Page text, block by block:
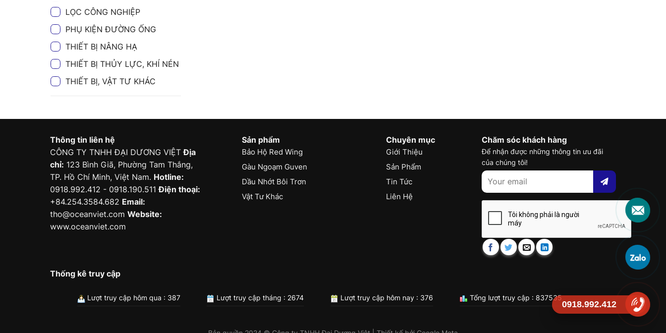
LỌC CÔNG NGHIỆP
PHỤ KIỆN ĐƯỜNG ỐNG
THIẾT BỊ NÂNG HẠ
THIẾT BỊ THỦY LỰC, KHÍ NÉN
THIẾT BỊ, VẬT TƯ KHÁC
Thông tin liên hệ
CÔNG TY TNHH ĐẠI DƯƠNG VIỆTĐịa
chỉ: 123 Bình Giã, Phường Tam Thắng,
TP. Hồ Chí Minh, Việt Nam. Hotline:
0918.992.412 - 0918.190.511Điện thoại:
+84.254.3584.682 Email:
tho@oceanviet.com Website:
www.oceanviet.com
Sản phẩm
Bảo Hộ Red Wing
Gàu Ngoạm Guven
Dầu Nhớt Bôi Trơn
Vật Tư Khác
Chuyên mục
Giới Thiệu
Sản Phẩm
Tin Tức
Liên Hệ
Chăm sóc khách hàng
Để nhận được những thông tin ưu đãi
của chúng tôi!
Thống kê truy cập
Lượt truy cập hôm qua : 387 Lượt truy cập tháng : 2674 Lượt truy cập hôm nay : 376 Tổng lượt truy cập : 837535
0918.992.412